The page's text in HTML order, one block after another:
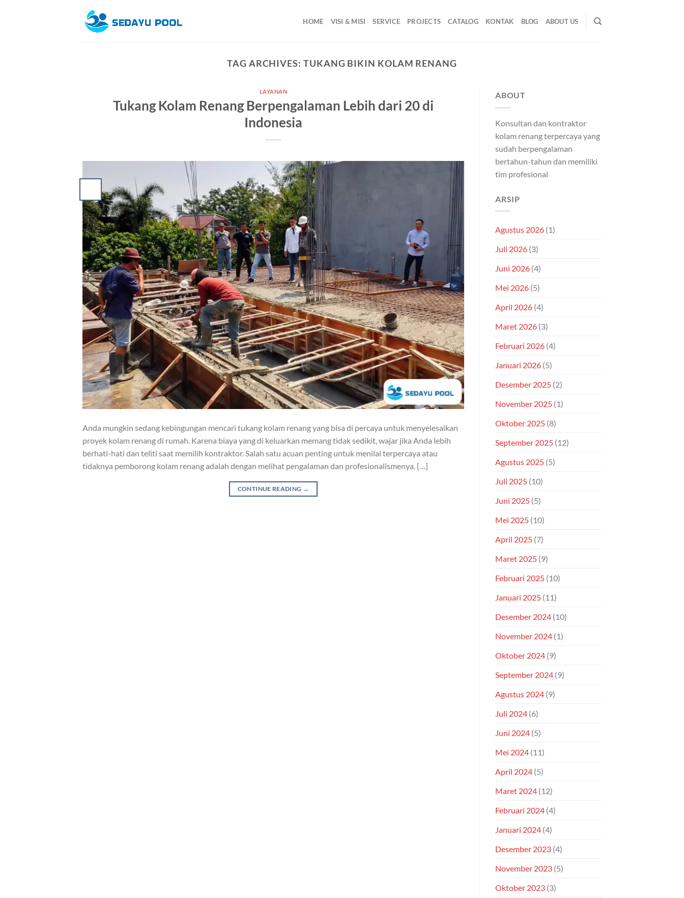
HOME VISI & MISI SERVICE PROJECTS CATALOG KONTAK BLOG ABOUT US
TAG ARCHIVES: TUKANG BIKIN KOLAM RENANG
LAYANAN
Tukang Kolam Renang Berpengalaman Lebih dari 20 di
Indonesia
Anda mungkin sedang kebingungan mencari tukang kolam renang yang bisa di percaya untuk menyelesaikan
proyek kolam renang di rumah. Karena biaya yang di keluarkan memang tidak sedikit, wajar jika Anda lebih
berhati-hati dan teliti saat memilih kontraktor. Salah satu acuan penting untuk menilai terpercaya atau
tidaknya pemborong kolam renang adalah dengan melihat pengalaman dan profesionalismenya. […]
CONTINUE READING →
ABOUT
Konsultan dan kontraktor
kolam renang terpercaya yang
sudah berpengalaman
bertahun-tahun dan memiliki
tim profesional
ARSIP
Agustus 2026 (1)
Juli 2026 (3)
Juni 2026 (4)
Mei 2026 (5)
April 2026 (4)
Maret 2026 (3)
Februari 2026 (4)
Januari 2026 (5)
Desember 2025 (2)
November 2025 (1)
Oktober 2025 (8)
September 2025 (12)
Agustus 2025 (5)
Juli 2025 (10)
Juni 2025 (5)
Mei 2025 (10)
April 2025 (7)
Maret 2025 (9)
Februari 2025 (10)
Januari 2025 (11)
Desember 2024 (10)
November 2024 (1)
Oktober 2024 (9)
September 2024 (9)
Agustus 2024 (9)
Juli 2024 (6)
Juni 2024 (5)
Mei 2024 (11)
April 2024 (5)
Maret 2024 (12)
Februari 2024 (4)
Januari 2024 (4)
Desember 2023 (4)
November 2023 (5)
Oktober 2023 (3)